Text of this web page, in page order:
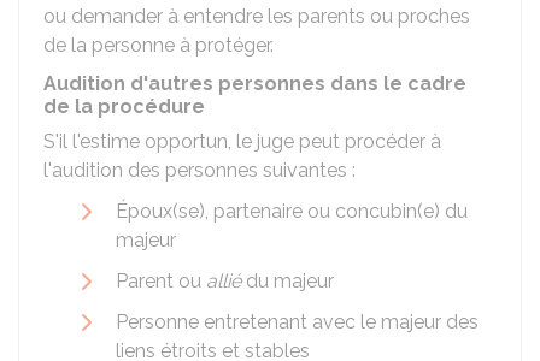
ou demander à entendre les parents ou proches
de la personne à protéger.
Audition d'autres personnes dans le cadre
de la procédure
S'il l'estime opportun, le juge peut procéder à
l'audition des personnes suivantes :
Époux(se), partenaire ou concubin(e) du
majeur
Parent ou alliédu majeur
Personne entretenant avec le majeur des
liens étroits et stables